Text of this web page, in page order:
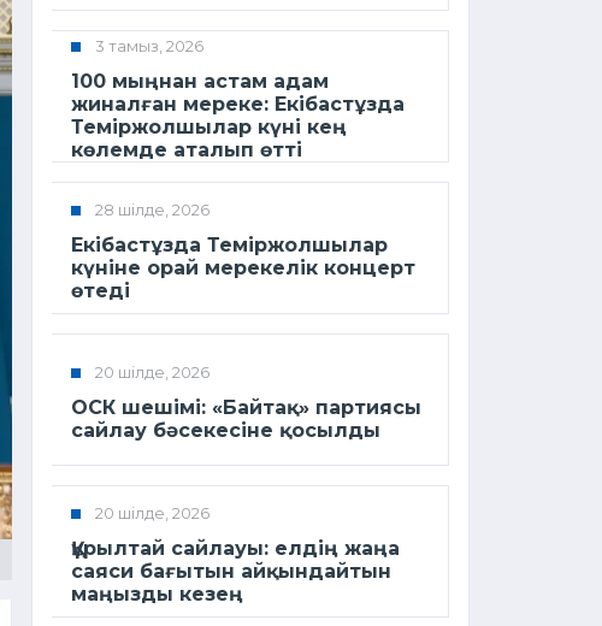
3 тамыз, 2026
100 мыңнан астам адам
жиналған мереке: Екібастұзда
Теміржолшылар күні кең
көлемде аталып өтті
28 шілде, 2026
Екібастұзда Теміржолшылар
күніне орай мерекелік концерт
өтеді
20 шілде, 2026
ОСК шешімі: «Байтақ» партиясы
сайлау бәсекесіне қосылды
20 шілде, 2026
Құрылтай сайлауы: елдің жаңа
саяси бағытын айқындайтын
маңызды кезең